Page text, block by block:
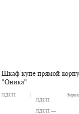
Шкаф купе прямой
"Оника"
ЛДСП
ЛДСП
ЛДСП —